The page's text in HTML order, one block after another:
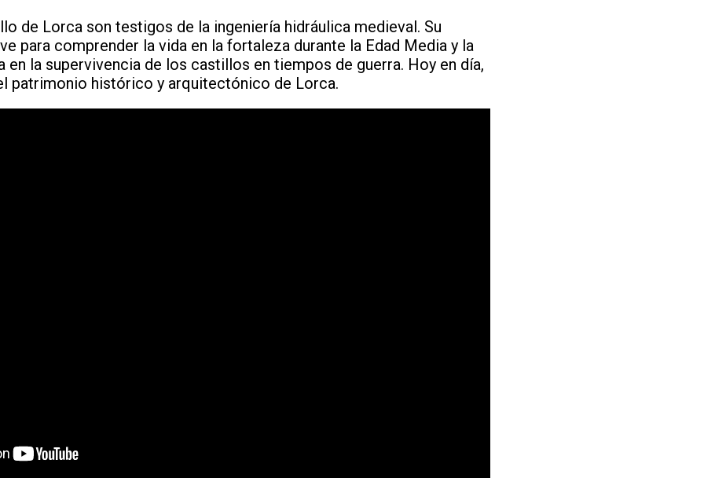
de Lorca son testigos de la ingeniería hidráulica medieval. Su
para comprender la vida en la fortaleza durante la Edad Media y la
en la supervivencia de los castillos en tiempos de guerra. Hoy en día,
patrimonio histórico y arquitectónico de Lorca.